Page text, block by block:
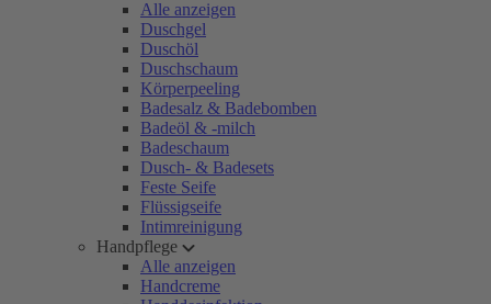
Alle anzeigen
Duschgel
Duschöl
Duschschaum
Körperpeeling
Badesalz & Badebomben
Badeöl & -milch
Badeschaum
Dusch- & Badesets
Feste Seife
Flüssigseife
Intimreinigung
Handpflege
Alle anzeigen
Handcreme